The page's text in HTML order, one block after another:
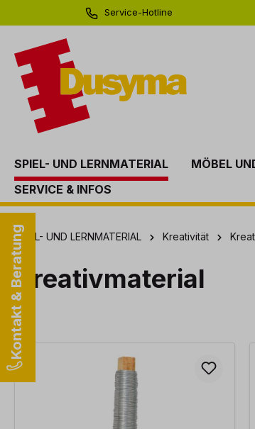
Zur Hauptnavigation springen
Service-Hotline
SPIEL- UND LERNMATERIAL MÖBEL
SERVICE & INFOS
Kontakt & Beratung
SPIEL- UND LERNMATERIAL Kreativität
Kreativmaterial